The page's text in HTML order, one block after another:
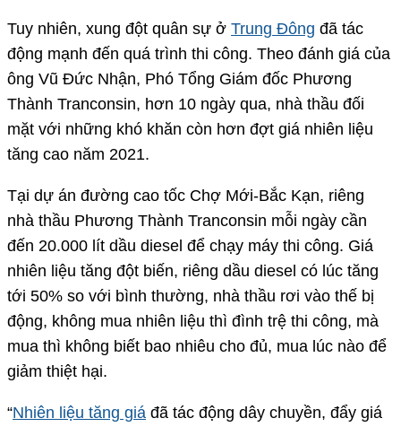
Tuy nhiên, xung đột quân sự ở Trung Đông đã tác
động mạnh đến quá trình thi công. Theo đánh giá của
ông Vũ Đức Nhận, Phó Tổng Giám đốc Phương
Thành Tranconsin, hơn 10 ngày qua, nhà thầu đối
mặt với những khó khăn còn hơn đợt giá nhiên liệu
tăng cao năm 2021.
Tại dự án đường cao tốc Chợ Mới-Bắc Kạn, riêng
nhà thầu Phương Thành Tranconsin mỗi ngày cần
đến 20.000 lít dầu diesel để chạy máy thi công. Giá
nhiên liệu tăng đột biến, riêng dầu diesel có lúc tăng
tới 50% so với bình thường, nhà thầu rơi vào thế bị
động, không mua nhiên liệu thì đình trệ thi công, mà
mua thì không biết bao nhiêu cho đủ, mua lúc nào để
giảm thiệt hại.
“Nhiên liệu tăng giá đã tác động dây chuyền, đẩy giá